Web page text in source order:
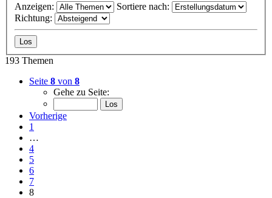
Anzeigen:
Sortiere nach:
Richtung:
193 Themen
Seite 8 von 8
Gehe zu Seite:
Vorherige
1
…
4
5
6
7
8